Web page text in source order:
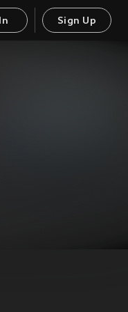
Sign Up